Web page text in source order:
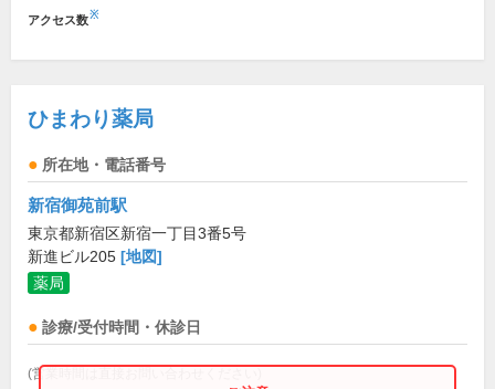
アクセス数※
ひまわり薬局
所在地・電話番号
新宿御苑前駅
東京都新宿区新宿一丁目3番5号
新進ビル205 [地図]
薬局
診療/受付時間・休診日
(営業時間は直接お問い合わせください)